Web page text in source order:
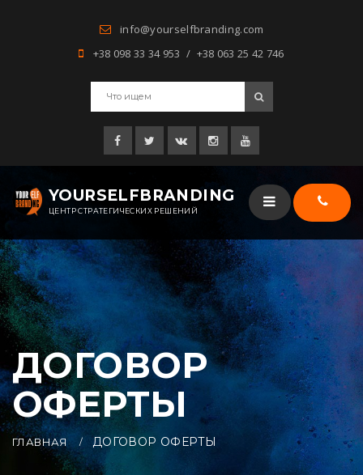
info@yourselfbranding.com
+38 098 33 34 953 / +38 063 25 42 746
YOURSELFBRANDING
ЦЕНТР СТРАТЕГИЧЕСКИХ РЕШЕНИЙ
ДОГОВОР
ОФЕРТЫ
ГЛАВНАЯ ДОГОВОР ОФЕРТЫ